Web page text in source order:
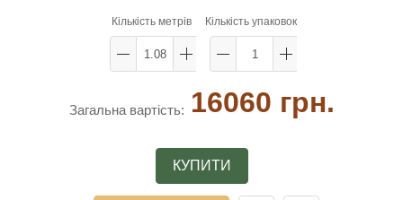
Кількість метрів Кількість упаковок
Загальна вартість: 16060 грн.
КУПИТИ